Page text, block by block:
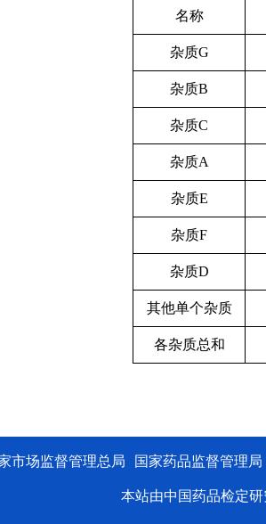
名称
杂质G
杂质B
杂质C
杂质A
杂质E
杂质F
杂质D
其他单个杂质
各杂质总和
市场监督管理总局 国家药品监督管理局
本站由中国药品检定